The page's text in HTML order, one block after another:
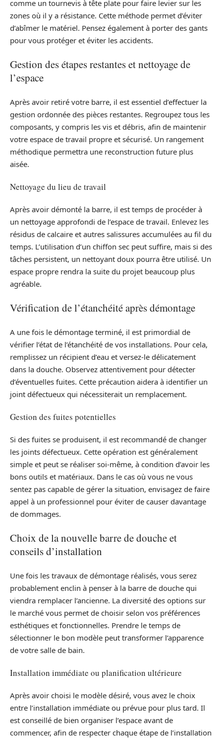
comme un tournevis à tête plate pour faire levier sur les
zones où il y a résistance. Cette méthode permet d’éviter
d’abîmer le matériel. Pensez également à porter des gants
pour vous protéger et éviter les accidents.
Gestion des étapes restantes et nettoyage de
l’espace
Après avoir retiré votre barre, il est essentiel d’effectuer la
gestion ordonnée des pièces restantes. Regroupez tous les
composants, y compris les vis et débris, afin de maintenir
votre espace de travail propre et sécurisé. Un rangement
méthodique permettra une reconstruction future plus
aisée.
Nettoyage du lieu de travail
Après avoir démonté la barre, il est temps de procéder à
un nettoyage approfondi de l’espace de travail. Enlevez les
résidus de calcaire et autres salissures accumulées au fil du
temps. L’utilisation d’un chiffon sec peut suffire, mais si des
tâches persistent, un nettoyant doux pourra être utilisé. Un
espace propre rendra la suite du projet beaucoup plus
agréable.
Vérification de l’étanchéité après démontage
A une fois le démontage terminé, il est primordial de
vérifier l’état de l’étanchéité de vos installations. Pour cela,
remplissez un récipient d’eau et versez-le délicatement
dans la douche. Observez attentivement pour détecter
d’éventuelles fuites. Cette précaution aidera à identifier un
joint défectueux qui nécessiterait un remplacement.
Gestion des fuites potentielles
Si des fuites se produisent, il est recommandé de changer
les joints défectueux. Cette opération est généralement
simple et peut se réaliser soi-même, à condition d’avoir les
bons outils et matériaux. Dans le cas où vous ne vous
sentez pas capable de gérer la situation, envisagez de faire
appel à un professionnel pour éviter de causer davantage
de dommages.
Choix de la nouvelle barre de douche et
conseils d’installation
Une fois les travaux de démontage réalisés, vous serez
probablement enclin à penser à la barre de douche qui
viendra remplacer l’ancienne. La diversité des options sur
le marché vous permet de choisir selon vos préférences
esthétiques et fonctionnelles. Prendre le temps de
sélectionner le bon modèle peut transformer l’apparence
de votre salle de bain.
Installation immédiate ou planification ultérieure
Après avoir choisi le modèle désiré, vous avez le choix
entre l’installation immédiate ou prévue pour plus tard. Il
est conseillé de bien organiser l’espace avant de
commencer, afin de respecter chaque étape de l’installation